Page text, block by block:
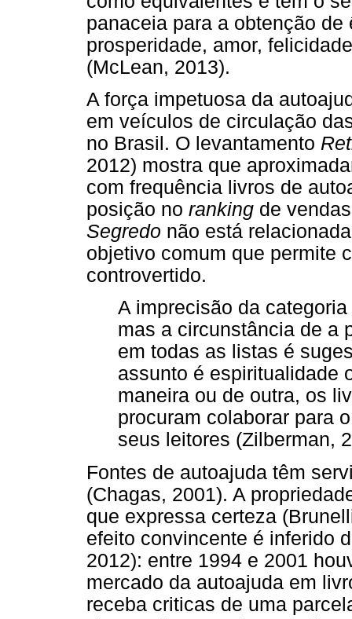
panaceia para a obtenção
prosperidade, amor,
(McLean, 2013).
A força impetuosa da
em veículos de circulação
no Brasil. O levantamento
2012) mostra que
com frequência livros de
posição no ranking de
Segredo não está
objetivo comum que permite
controvertido.
A imprecisão da
mas a circunstância de a
em todas as listas é
assunto é espiritualidade
maneira ou de outra, os
procuram colaborar para
seus leitores (Zilberman,
Fontes de autoajuda têm
(Chagas, 2001). A
que expressa certeza
efeito convincente é inferido
2012): entre 1994 e 2001
mercado da autoajuda em
receba criticas de uma